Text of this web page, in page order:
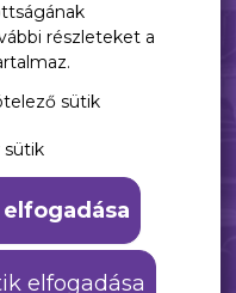
részleteket a
sütik
sütik
elfogadása